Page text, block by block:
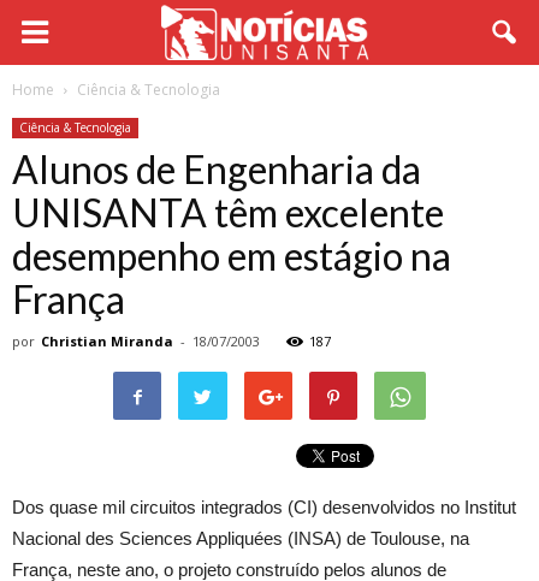
Home Ciência & Tecnologia
Ciência & Tecnologia
Alunos de Engenharia da
UNISANTA têm excelente
desempenho em estágio na
França
por Christian Miranda - 18/07/2003 187
Dos quase mil circuitos integrados (CI) desenvolvidos no Institut
Nacional des Sciences Appliquées (INSA) de Toulouse, na
França, neste ano, o projeto construído pelos alunos de